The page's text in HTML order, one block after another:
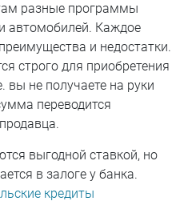
разные программы
автомобилей. Каждое
и недостатки.
строго для приобретения
вы не получаете на руки
переводится
выгодной ставкой, но
в залоге у банка.
кредиты